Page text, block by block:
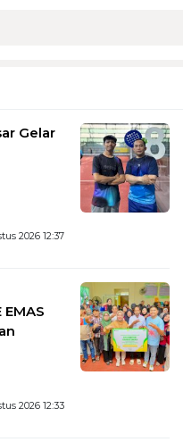
Gelar
2026 12:37
2026 12:33